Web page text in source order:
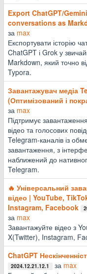
Export ChatGPT/
conversations as
за max
Експортувати історію
ChatGPT і Grok у
Markdown, який точно
Typora.
Завантажувач медіа
(Оптимізований і
за max
Підтримує
відео та голосових
Telegram-каналів із
завантаження, з
наближений до
Telegram.
🔥 Універсальний
відео | YouTube,
Instagram, Facebook
за max
Завантажуйте відео з
X(Twitter), Instagram,
ChatGPT
2024.12.21.12.1 за max